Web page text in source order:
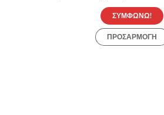
Κατηγορίες Περιοχές
ΣΥΜΦΩΝΩ!
ΠΡΟΣΑΡΜΟΓΗ